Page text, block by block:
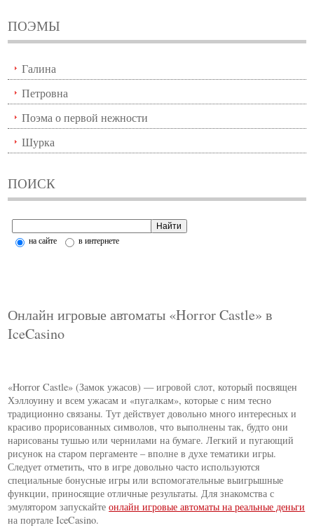
ПОЭМЫ
Галина
Петровна
Поэма о первой нежности
Шурка
ПОИСК
на сайте в интернете
Онлайн игровые автоматы «Horror Castle» в
IceCasino
«Horror Castle» (Замок ужасов) — игровой слот, который посвящен
Хэллоуину и всем ужасам и «пугалкам», которые с ним тесно
традиционно связаны. Тут действует довольно много интересных и
красиво прорисованных символов, что выполнены так, будто они
нарисованы тушью или чернилами на бумаге. Легкий и пугающий
рисунок на старом пергаменте – вполне в духе тематики игры.
Следует отметить, что в игре довольно часто используются
специальные бонусные игры или вспомогательные выигрышные
функции, приносящие отличные результаты. Для знакомства с
эмулятором запускайтеонлайн игровые автоматы на реальные деньги
на портале IceCasino.